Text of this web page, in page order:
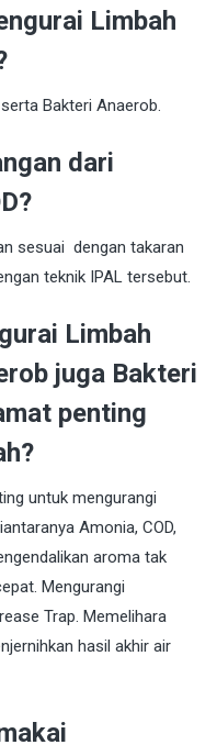
Limbah
Bakteri Anaerob.
dari
sesuai dengan takaran
teknik IPAL tersebut.
Limbah
juga Bakteri
penting
untuk mengurangi
Amonia, COD,
aroma tak
Mengurangi
Trap. Memelihara
hasil akhir air